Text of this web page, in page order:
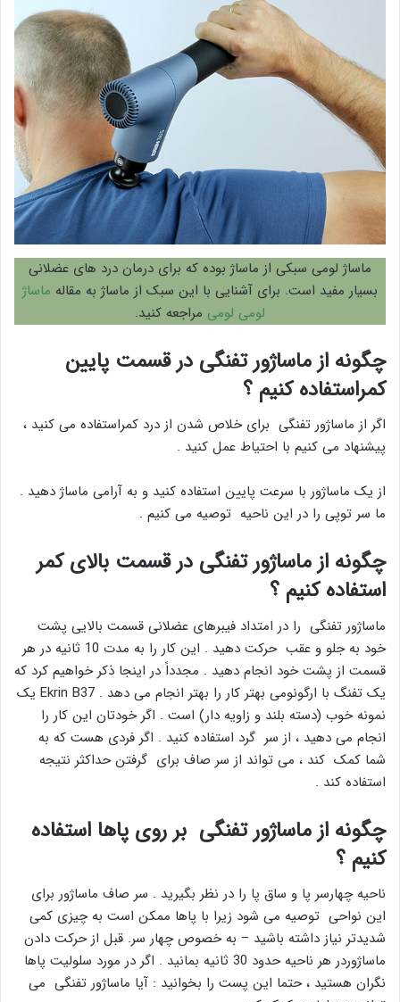
ماساژ لومی سبکی از ماساژ بوده که برای درمان درد های عضلانی
بسیار مفید است. برای آشنایی با این سبک از ماساژ به مقاله ماساژ
لومی لومی مراجعه کنید.
چگونه از ماساژور تفنگی در قسمت پایین
کمراستفاده کنیم ؟
اگر از ماساژور تفنگی برای خلاص شدن از درد کمراستفاده می کنید ،
پیشنهاد می کنیم با احتیاط عمل کنید .
از یک ماساژور با سرعت پایین استفاده کنید و به آرامی ماساژ دهید .
ما سر توپی را در این ناحیه توصیه می کنیم .
چگونه از ماساژور تفنگی در قسمت بالای کمر
استفاده کنیم ؟
ماساژور تفنگی را در امتداد فیبرهای عضلانی قسمت بالایی پشت
خود به جلو و عقب حرکت دهید . این کار را به مدت 10 ثانیه در هر
قسمت از پشت خود انجام دهید . مجدداً در اینجا ذکر خواهیم کرد که
یک تفنگ با ارگونومی بهتر کار را بهتر انجام می دهد . Ekrin B37 یک
نمونه خوب (دسته بلند و زاویه دار) است . اگر خودتان این کار را
انجام می دهید ، از سر گرد استفاده کنید . اگر فردی هست که به
شما کمک کند ، می تواند از سر صاف برای گرفتن حداکثر نتیجه
استفاده کند .
چگونه از ماساژور تفنگی بر روی پاها استفاده
کنیم ؟
ناحیه چهارسر پا و ساق پا را در نظر بگیرید . سر صاف ماساژور برای
این نواحی توصیه می شود زیرا با پاها ممکن است به چیزی کمی
شدیدتر نیاز داشته باشید – به خصوص چهار سر. قبل از حرکت دادن
ماساژوردر هر ناحیه حدود 30 ثانیه بمانید . اگر در مورد سلولیت پاها
نگران هستید ، حتما این پست را بخوانید : آیا ماساژور تفنگی می